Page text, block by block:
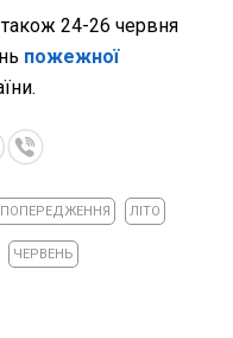
також 24-26 червня
пожежної
ПОПЕРЕДЖЕННЯ ЛІТО
ЧЕРВЕНЬ